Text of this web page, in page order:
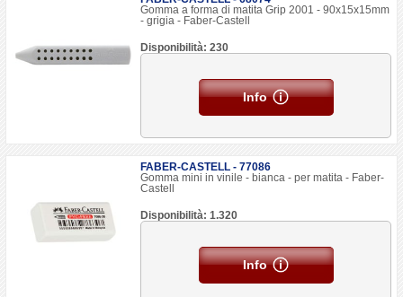
Gomma a forma di matita Grip 2001 - 90x15x15mm
- grigia - Faber-Castell
Disponibilità: 230
Info
FABER-CASTELL - 77086
Gomma mini in vinile - bianca - per matita - Faber-
Castell
Disponibilità: 1.320
Info